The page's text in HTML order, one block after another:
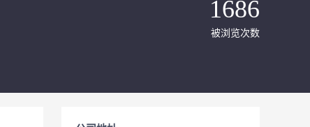
1686
被浏览次数